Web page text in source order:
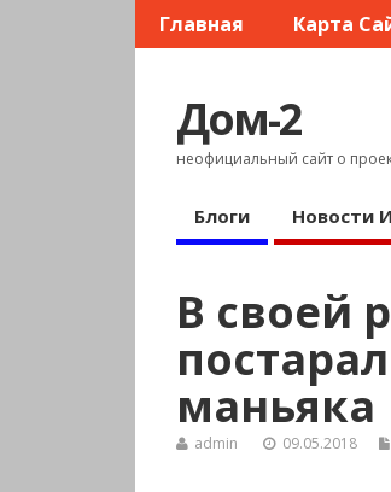
Главная Карта
Дом-2
неофициальный сайт о
Блоги Новости
В своей
маньяка
admin 09.05.2018